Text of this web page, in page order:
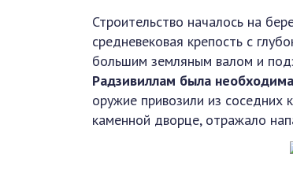
Строительство началось на
средневековая крепость с
большим земляным валом и
Радзивиллам была
оружие привозили из соседних
каменной дворце, отражало